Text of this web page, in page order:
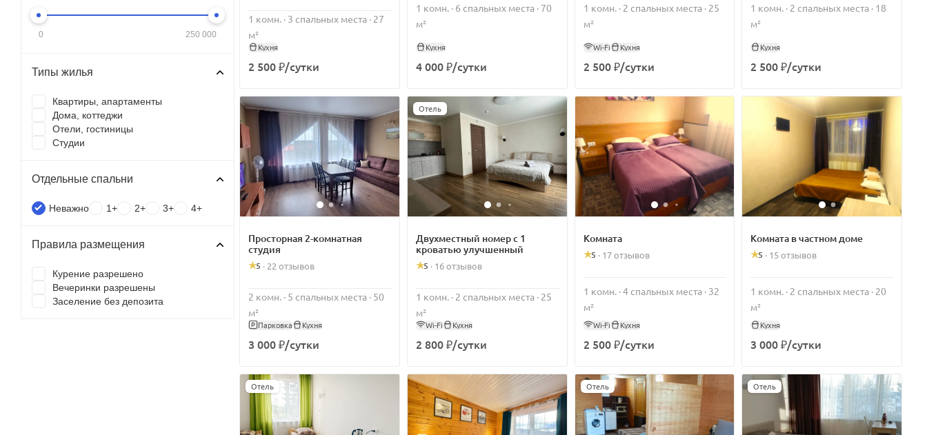
1 комн. · 3 спальных места · 27
м²
Кухня
2 500 ₽/сутки
1 комн. · 6 спальных места · 70
м²
Кухня
4 000 ₽/сутки
1 комн. · 2 спальных места · 25
м²
Wi-Fi Кухня
2 500 ₽/сутки
1 комн. · 2 спальных места · 18
м²
Кухня
2 500 ₽/сутки
Просторная 2-комнатная
студия
5 · 22 отзывов
2 комн. · 5 спальных места · 50
м²
Парковка Кухня
3 000 ₽/сутки
Отель
Двухместный номер с 1
кроватью улучшенный
5 · 16 отзывов
1 комн. · 2 спальных места · 25
м²
Wi-Fi Кухня
2 800 ₽/сутки
Комната
5 · 17 отзывов
1 комн. · 4 спальных места · 32
м²
Wi-Fi Кухня
2 500 ₽/сутки
Комната в частном доме
5 · 15 отзывов
1 комн. · 2 спальных места · 20
м²
Кухня
3 000 ₽/сутки
Отель Отель Отель
0 250 000
Типы жилья
Квартиры, апартаменты
Дома, коттеджи
Отели, гостиницы
Студии
Отдельные спальни
Неважно 1+ 2+ 3+ 4+
Правила размещения
Курение разрешено
Вечеринки разрешены
Заселение без депозита